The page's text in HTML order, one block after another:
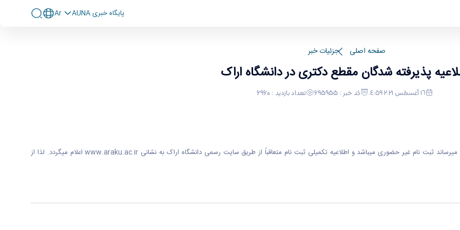
پايگاه خبری AUNA Ar
صفحه اصلی جزئیات خبر
پذیرفته شدگان مقطع دکتری در دانشگاه اراک
١٦ أغسطس ٢٠٢١ ٠٤:٥٩ کد خبر : 695955 تعداد بازدید : 6960
ضمن عرض تبریک به پدیرفته شدگان مقطع دکتری سال ۱۴۰۰ به استحضار میرساند ثبت نام غیر حضوری میباشد و اطلاعیه تکمیلی ثبت نام متعاقباً از طریق سایت رسمی دانشگاه اراک به نشانی www.araku.ac.ir اعلام میگردد. لذا از